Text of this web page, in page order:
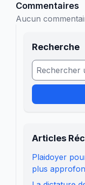
Commentaires
Aucun
Recherche
Articles
Plaidoyer
plus